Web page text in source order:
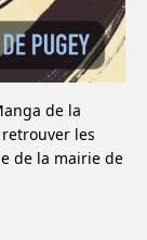
de la
les
de la mairie de